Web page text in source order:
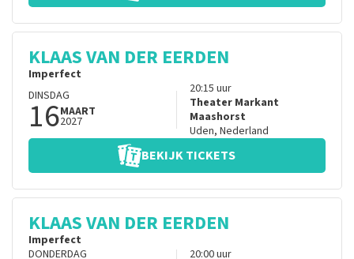
KLAAS VAN DER EERDEN
Imperfect
DINSDAG
16MAART
2027
20:15 uur
Theater Markant
Maashorst
Uden, Nederland
BEKIJK TICKETS
KLAAS VAN DER EERDEN
Imperfect
DONDERDAG
20:00uur